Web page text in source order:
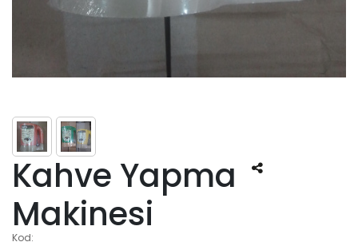
Kahve Yapma
Makinesi
Kod: